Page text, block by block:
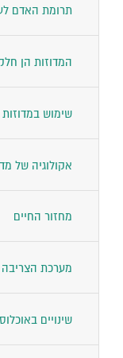
תרומת האדם
המדוזות הן
שימוש
אקולוגיה של
מחזור החיים
מערכת הצריבה
שינויים